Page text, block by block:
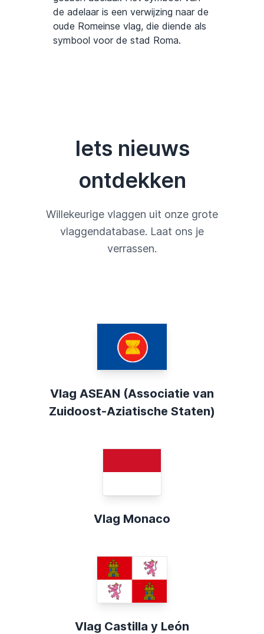
de adelaar is een verwijzing naar de
oude Romeinse vlag, die diende als
symbool voor de stad Roma.
Iets nieuws
ontdekken
Willekeurige vlaggen uit onze grote
vlaggendatabase. Laat ons je
verrassen.
Vlag ASEAN (Associatie van
Zuidoost-Aziatische Staten)
Vlag Monaco
Vlag Castilla y León